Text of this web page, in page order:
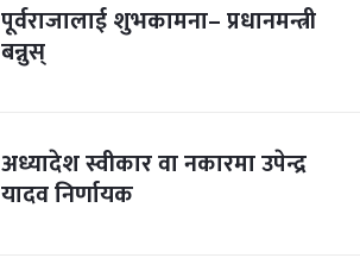
पूर्वराजालाई शुभकामना– प्रधानमन्त्री
बन्नुस्
अध्यादेश स्वीकार वा नकारमा उपेन्द्र
यादव निर्णायक